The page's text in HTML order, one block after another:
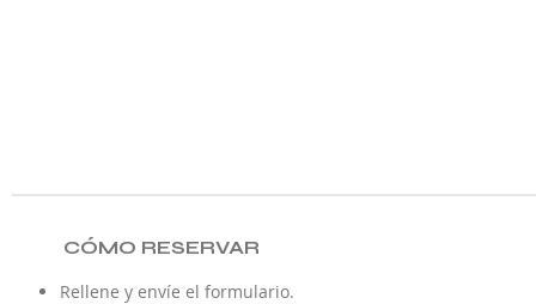
CÓMO RESERVAR
Rellene y envíe el formulario.